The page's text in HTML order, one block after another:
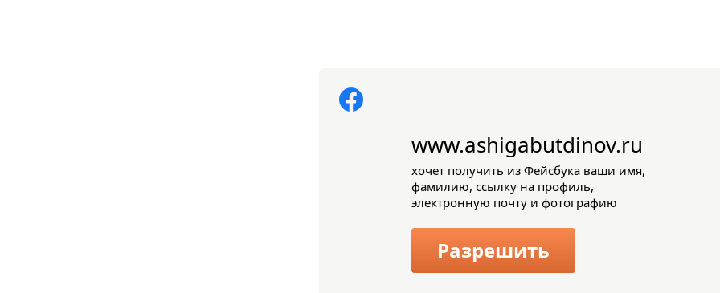
www.ashigabutdinov.ru
хочет получить из Фейсбука ваши имя,
фамилию, ссылку на профиль,
электронную почту и фотографию
Разрешить